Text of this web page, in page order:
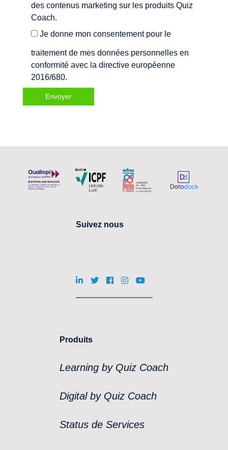
des contenus marketing sur les produits Quiz
Coach.
Je donne mon consentement pour le
traitement de mes données personnelles en
conformité avec la directive européenne
2016/680.
Suivez nous
Produits
Learning by Quiz Coach
Digital by Quiz Coach
Status de Services